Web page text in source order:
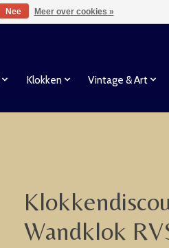
Klokken Vintage & Art
Wandklok
Nee Meer over cookies »